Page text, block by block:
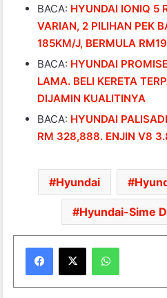
BACA: HYUNDAI IONIQ 5
VARIAN, 2 PILIHAN PEK
185KM/J, BERMULA
BACA: HYUNDAI
LAMA. BELI KERETA
DIJAMIN KUALITINYA
BACA: HYUNDAI
RM 328,888. ENJIN V8
Hyundai
Hyundai-Sime
WhatsApp